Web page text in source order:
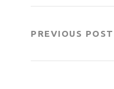
PREVIOUS POST